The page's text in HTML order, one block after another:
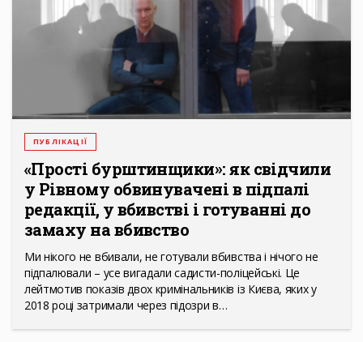
ПУБЛІКАЦІЇ
«Прості бурштинщики»: як свідчили
у Рівному обвинувачені в підпалі
редакції, у вбивстві і готуванні до
замаху на вбивство
Ми нікого не вбивали, не готували вбивства і нічого не
підпалювали – усе вигадали садисти-поліцейські. Це
лейтмотив показів двох кримінальників із Києва, яких у
2018 році затримали через підозри в…